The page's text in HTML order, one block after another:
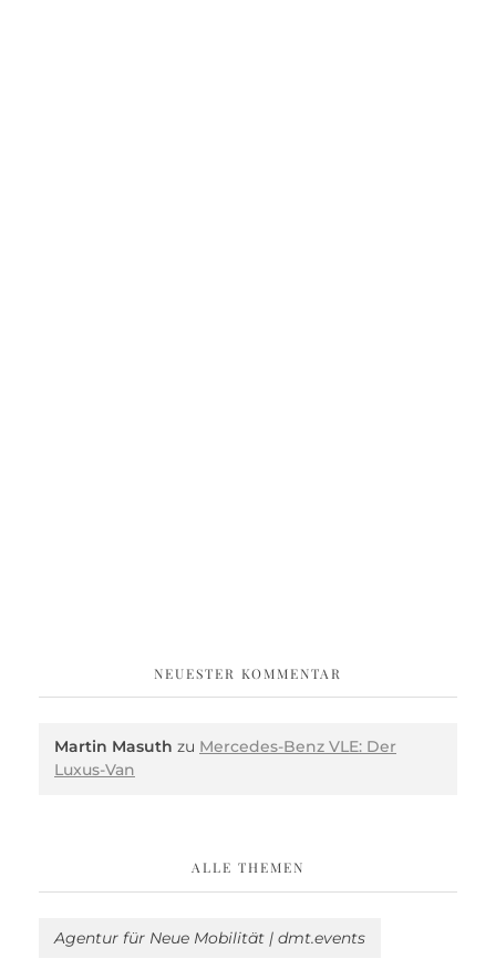
NEUESTER KOMMENTAR
Martin Masuth zu Mercedes-Benz VLE: Der
Luxus-Van
ALLE THEMEN
Agentur für Neue Mobilität | dmt.events